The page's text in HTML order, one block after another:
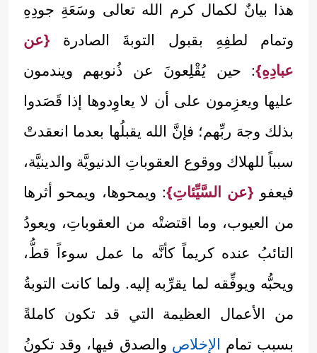
هذا بيانٌ لكمال كرم الله تعالى وسَعَةِ جودِهِ
وتمام لطفِهِ بقبول التوبةَ الصادرة {عن
عبادِهِ}: حين يُقْلِعونَ عن ذُنوبهم ويندمون
عليها ويعزِمون على أن لا يعاوِدوها إذا قَصَدوا
بذلك وجهَ ربِّهم؛ فإنَّ الله يقبلُها بعدما انعقدتْ
سبباً للهلاك ووقوع العقوباتِ الدنيويَّة والدينيَّة،
فيعفو {عن السَّيِّئاتِ}: ويمحوها، ويمحو أثرها
من العيوب، وما اقتضتْه من العقوباتِ، ويعودُ
التائبُ عنده كريماً كأنَّه ما عمل سوءاً قطُّ،
ويحبُّه ويوفِّقه لما يقرِّبه إليه. ولما كانت التوبةُ
من الأعمال العظيمة التي قد تكون كاملةً
بسبب تمام الإخلاص والصدق فيها، وقد تكونُ